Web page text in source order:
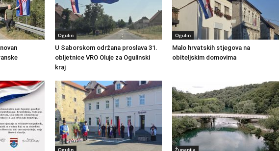
Ogulin
U Saborskom održana proslava 31.
obljetnice VRO Oluje za Ogulinski
kraj
Ogulin
Malo hrvatskih stjegova na
obiteljskim domovima
Ogulin Županija